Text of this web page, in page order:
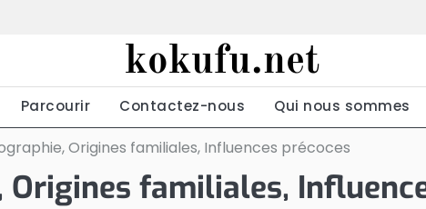
kokufu.net
Parcourir Contactez-nous Qui nous sommes
Origines familiales, Influences précoces
Origines familiales,